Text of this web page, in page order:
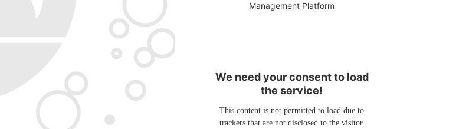
Management Platform
We need your consent to load
the service!
This content is not permitted to load due to
trackers that are not disclosed to the visitor.